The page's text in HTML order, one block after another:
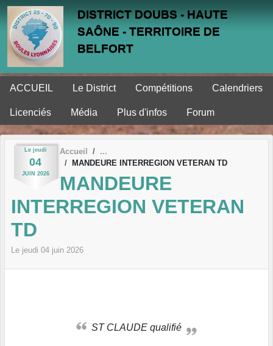
DISTRICT DOUBS - HAUTE
SAÔNE - TERRITOIRE DE
BELFORT
ACCUEIL Le District Compétitions Calendriers
Licenciés Média Plus d'infos Forum
Le jeudi
04
JUIN 2026
Accueil
MANDEURE INTERREGION VETERAN TD
MANDEURE
INTERREGION VETERAN
TD
Le jeudi 04 juin 2026
ST CLAUDE qualifié
Panneau de gestion des cookies